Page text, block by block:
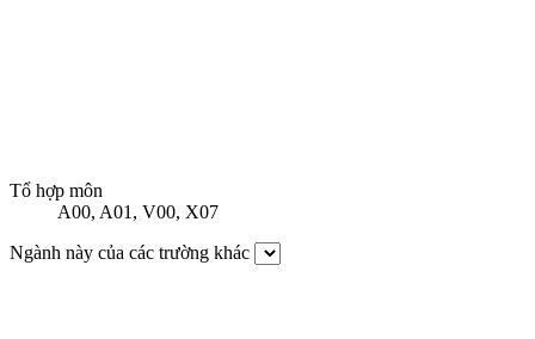
Tổ hợp môn
A00, A01, V00, X07
Ngành này của các trường khác